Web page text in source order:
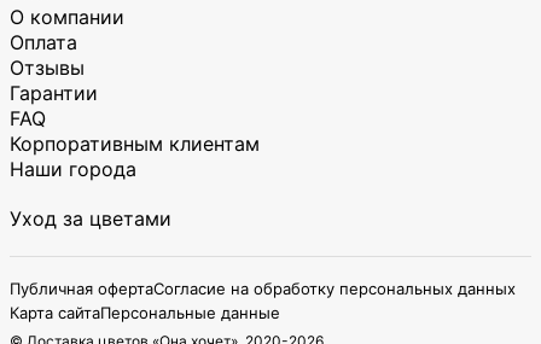
О компании
Оплата
Отзывы
Гарантии
FAQ
Корпоративным клиентам
Наши города
Уход за цветами
Публичная офертаСогласие на обработку персональных данных
Карта сайтаПерсональные данные